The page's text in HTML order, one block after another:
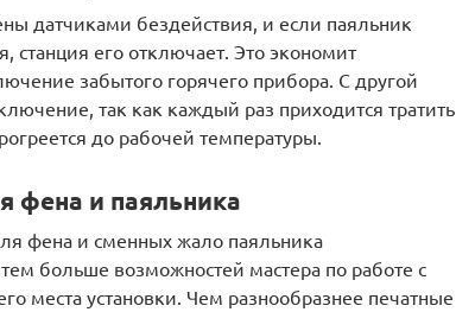
датчиками бездействия, и если паяльник
станция его отключает. Это экономит
забытого горячего прибора. С другой
так как каждый раз приходится тратить
до рабочей температуры.
фена и паяльника
фена и сменных жало паяльника
больше возможностей мастера по работе с
места установки. Чем разнообразнее печатные